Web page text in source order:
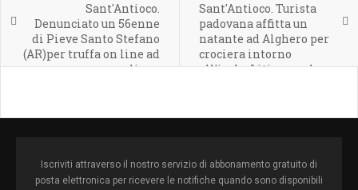
Sant'Antioco.
Denunciato un 56enne
di Pieve Santo Stefano
(AR)per truffa on line ad
una casalinga
Sant'Antioco. Turista
padovana affitta un
natante ad Alghero per
crociera intorno
all'isola. Litiga con lo
Iscriviti attraverso il nostro servizio di abbonamento gratuito di
posta elettronica per ricevere le notifiche quando sono disponibili